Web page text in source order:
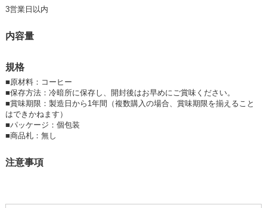
アイスにすると更にすっきりと飲みやすいのでおすすめです！
*焙煎は京都で行われています
フィリピンのルソン島で活動する環境NGO「コーディリエラ・グリー
ン・ネットワーク(以下CGN)」は、山で自然と共に生きる人々の暮らしを
支えるため、CGNからは生産者グループに、コーヒー豆の仕入れ額とは
別に18%のプレミアムが支払われています。
各世帯の人々がそれぞれCGNとともに、自分たちの生産活動と地球環
境、健康との結びつきなどへの意識を高めながら、コーヒー栽培に取り組
んでいます。
シサムコーヒーはフィリピン北部コーディリエラ地方で環境や伝統を守り
ながら暮らす小規模農家の人たちを支援するコーヒー。
3営業日以内
内容量
規格
■ 原材料：コーヒー
■保存方法：冷暗所に保存し、開封後はお早めにご賞味ください。
■賞味期限：製造日から1年間（複数購入の場合、賞味期限を揃えること
はできかねます）
■パッケージ：個包装
■商品札：無し
注意事項